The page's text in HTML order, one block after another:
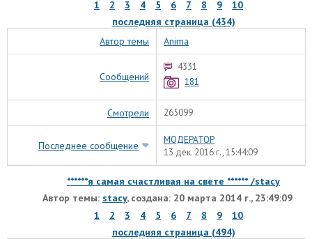
1
2 3 4 5 6 7 8 9
10
последняя страница (434)
Автор темы Anima
Сообщений
4331
181
Смотрели 265099
Последнее сообщение
МОДЕРАТОР
13 дек. 2016 г., 15:44:09
******я самая счастливая на свете ****** /stacy
Автор темы: stacy, создана: 20 марта 2014 г., 23:49:09
1
2 3 4 5 6 7 8 9
10
последняя страница (494)